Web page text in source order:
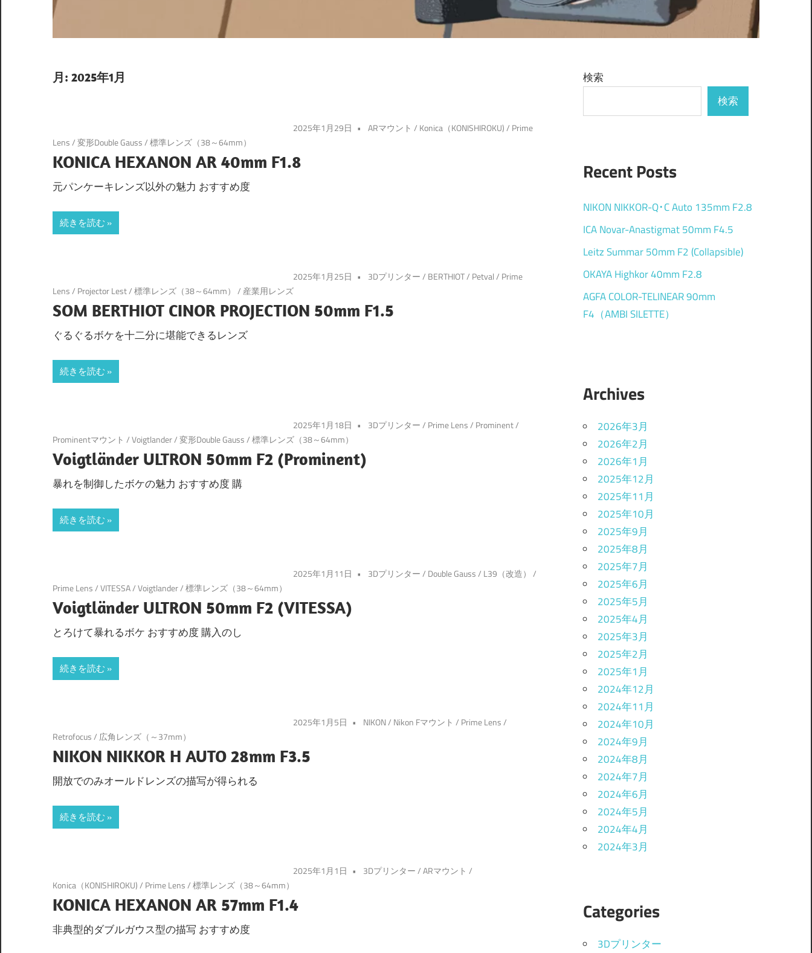
月: 2025年1月
2025年1月29日 ARマウント / Konica（KONISHIROKU)/ Prime
Lens/変形Double Gauss/標準レンズ（38～64mm）
KONICA HEXANON AR 40mm F1.8
元パンケーキレンズ以外の魅力 おすすめ度
続きを読む
2025年1月25日 3Dプリンター/ BERTHIOT/ Petval/ Prime
Lens/ Projector Lest/標準レンズ（38～64mm） / 産業用レンズ
SOM BERTHIOT CINOR PROJECTION 50mm F1.5
ぐるぐるボケを十二分に堪能できるレンズ
続きを読む
2025年1月18日 3Dプリンター/ Prime Lens/ Prominent/
Prominentマウント /Voigtlander/変形Double Gauss/標準レンズ（38～64mm）
Voigtländer ULTRON 50mm F2 (Prominent)
暴れを制御したボケの魅力 おすすめ度 購
続きを読む
2025年1月11日 3Dプリンター/ Double Gauss/ L39（改造） /
Prime Lens/VITESSA/Voigtlander/標準レンズ（38～64mm）
Voigtländer ULTRON 50mm F2 (VITESSA)
とろけて暴れるボケ おすすめ度 購入のし
続きを読む
2025年1月5日 NIKON/ Nikon Fマウント / Prime Lens/
Retrofocus/ 広角レンズ（～37mm）
NIKON NIKKOR H AUTO 28mm F3.5
開放でのみオールドレンズの描写が得られる
続きを読む
2025年1月1日 3Dプリンター/ARマウント /
Konica（KONISHIROKU)/ Prime Lens/標準レンズ（38～64mm）
KONICA HEXANON AR 57mm F1.4
非典型的ダブルガウス型の描写 おすすめ度
検索
検索
Recent Posts
NIKON NIKKOR-Q･C Auto 135mm F2.8
ICA Novar-Anastigmat 50mm F4.5
Leitz Summar 50mm F2 (Collapsible)
OKAYA Highkor 40mm F2.8
AGFA COLOR-TELINEAR 90mm
F4（AMBI SILETTE）
Archives
2026年3月
2026年2月
2026年1月
2025年12月
2025年11月
2025年10月
2025年9月
2025年8月
2025年7月
2025年6月
2025年5月
2025年4月
2025年3月
2025年2月
2025年1月
2024年12月
2024年11月
2024年10月
2024年9月
2024年8月
2024年7月
2024年6月
2024年5月
2024年4月
2024年3月
Categories
3Dプリンター